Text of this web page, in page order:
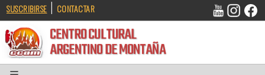
SUSCRIBIRSE | CONTACTAR
CENTRO CULTURAL
ARGENTINO DE MONTAÑA